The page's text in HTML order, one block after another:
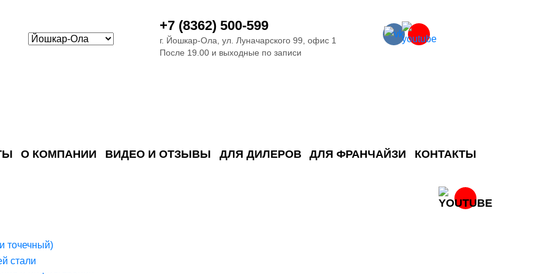
+7 (8362) 500-599
г. Йошкар-Ола, ул. Луначарского 99, офис 1
После 19.00 и выходные по записи
О КОМПАНИИ ВИДЕО И ОТЗЫВЫ ДЛЯ ДИЛЕРОВ ДЛЯ ФРАНЧАЙЗИ КОНТАКТЫ
точечный)
стали